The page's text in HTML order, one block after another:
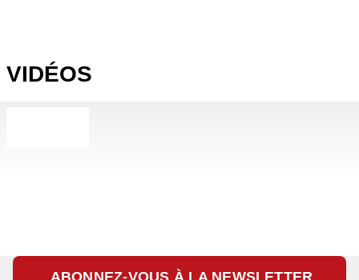
VIDÉOS
ABONNEZ-VOUS À LA NEWSLETTER